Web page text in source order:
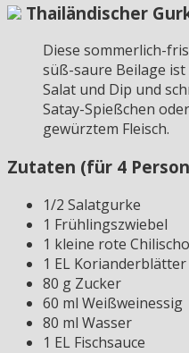
Thailändischer
Diese sommerlich-
süß-saure Beilage
Salat und Dip und
Satay-Spießchen
gewürztem Fleisch.
Zutaten (für 4
1/2 Salatgurke
1 Frühlingszwiebel
1 kleine rote
1 EL Korianderblätter
80 g Zucker
60 ml Weißweinessig
80 ml Wasser
1 EL Fischsauce